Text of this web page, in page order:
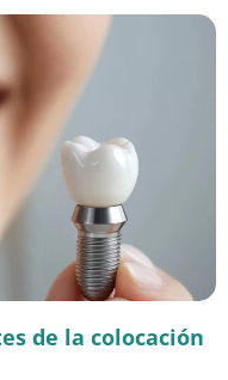
de la colocación